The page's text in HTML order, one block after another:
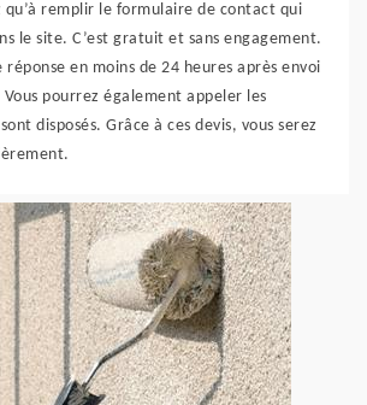
qu’à remplir le formulaire de contact qui
le site. C’est gratuit et sans engagement.
réponse en moins de 24 heures après envoi
Vous pourrez également appeler les
disposés. Grâce à ces devis, vous serez